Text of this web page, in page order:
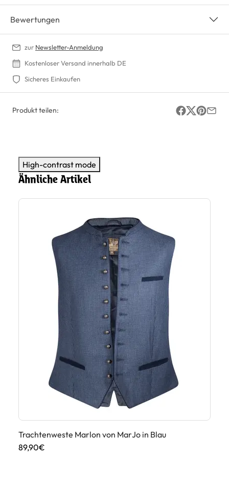
Bewertungen
zur Newsletter-Anmeldung
Kostenloser Versand innerhalb DE
Sicheres Einkaufen
Produkt teilen:
High-contrast mode
Ähnliche Artikel
Trachtenweste Marlon von MarJo in Blau
89,90€